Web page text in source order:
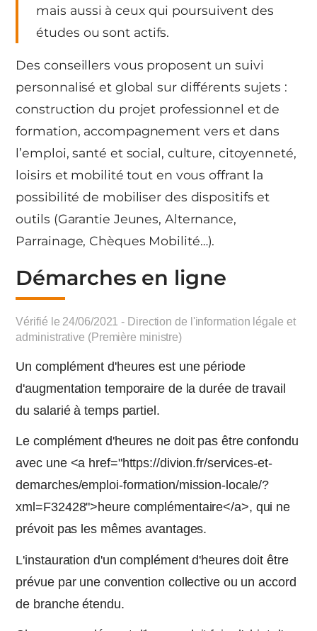
mais aussi à ceux qui poursuivent des
études ou sont actifs.
Des conseillers vous proposent un suivi
personnalisé et global sur différents sujets :
construction du projet professionnel et de
formation, accompagnement vers et dans
l’emploi, santé et social, culture, citoyenneté,
loisirs et mobilité tout en vous offrant la
possibilité de mobiliser des dispositifs et
outils (Garantie Jeunes, Alternance,
Parrainage, Chèques Mobilité…).
Démarches en ligne
Vérifié le 24/06/2021 - Direction de l'information légale et
administrative (Première ministre)
Un complément d'heures est une période
d'augmentation temporaire de la durée de travail
du salarié à temps partiel.
Le complément d'heures ne doit pas être confondu
avec une <a href="https://divion.fr/services-et-
demarches/emploi-formation/mission-locale/?
xml=F32428">heure complémentaire</a>, qui ne
prévoit pas les mêmes avantages.
L'instauration d'un complément d'heures doit être
prévue par une convention collective ou un accord
de branche étendu.